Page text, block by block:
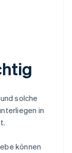
solche
in
können